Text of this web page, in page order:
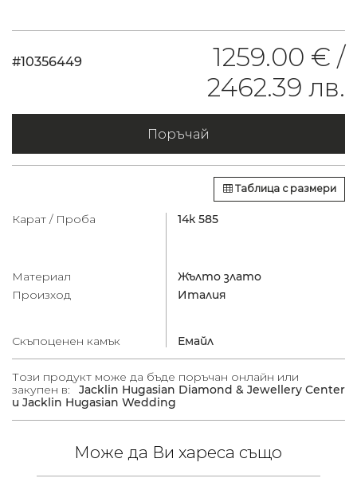
#10356449
1259.00 € /
2462.39 лв.
Поръчай
Таблица с размери
Карат / Проба 14к 585
Материал
Жълто злато
Произход
Италия
Скъпоценен камък Емайл
Този продукт може да бъде поръчан онлайн или
закупен в:
Jacklin Hugasian Diamond & Jewellery Center
и Jacklin Hugasian Wedding
Може да Ви хареса също